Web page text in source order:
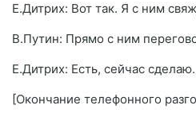
Е.Дитрих: Вот так. Я с ним
В.Путин: Прямо с ним
Е.Дитрих: Есть, сейчас сделаю.
[Окончание телефонного